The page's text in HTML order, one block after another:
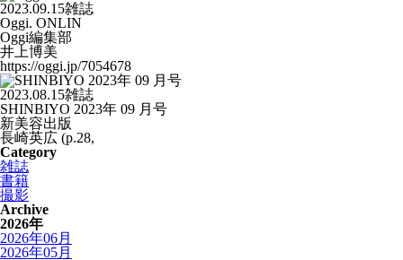
2023.09.15雑誌
Oggi. ONLIN
Oggi編集部
井上博美
https://oggi.jp/7054678
2023.08.15雑誌
SHINBIYO 2023年 09 月号
新美容出版
長崎英広 (p.28,
Category
雑誌
書籍
撮影
Archive
2026年
2026年06月
2026年05月